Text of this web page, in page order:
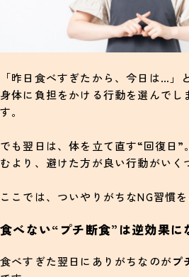
「昨日食べすぎたから、今日は…」
身体に負担をかける行動を選んでし
す。
でも翌日は、体を立て直す“回復日”
むより、避けた方が良い行動がいく
ここでは、ついやりがちなNG習慣を
食べない“プチ断食”は逆効果に
食べすぎた翌日にありがちなのがプ